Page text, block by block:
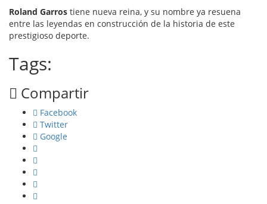
Roland Garros tiene nueva reina, y su nombre ya resuena
entre las leyendas en construcción de la historia de este
prestigioso deporte.
Tags:
Compartir
Facebook
Twitter
Google